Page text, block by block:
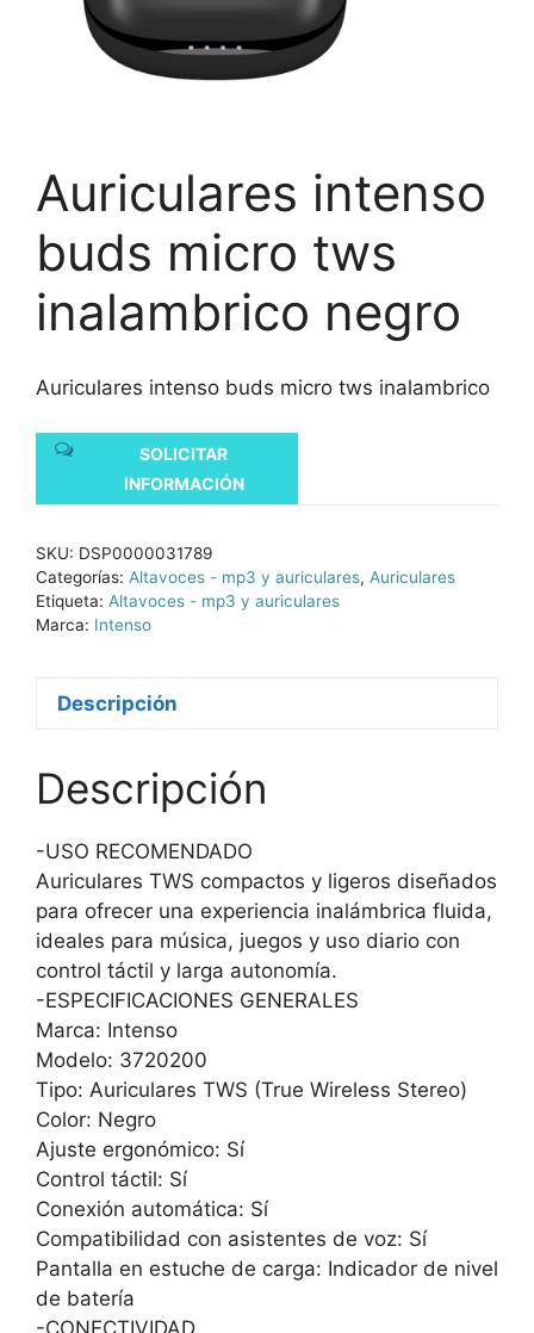
Auriculares intenso
buds micro tws
inalambrico negro
Auriculares intenso buds micro tws inalambrico
SOLICITAR
INFORMACIÓN
SKU: DSP0000031789
Categorías: Altavoces - mp3 y auriculares, Auriculares
Etiqueta: Altavoces - mp3 y auriculares
Marca: Intenso
Descripción
Descripción
-USO RECOMENDADO
Auriculares TWS compactos y ligeros diseñados
para ofrecer una experiencia inalámbrica fluida,
ideales para música, juegos y uso diario con
control táctil y larga autonomía.
-ESPECIFICACIONES GENERALES
Marca: Intenso
Modelo: 3720200
Tipo: Auriculares TWS (True Wireless Stereo)
Color: Negro
Ajuste ergonómico: Sí
Control táctil: Sí
Conexión automática: Sí
Compatibilidad con asistentes de voz: Sí
Pantalla en estuche de carga: Indicador de nivel
de batería
-CONECTIVIDAD